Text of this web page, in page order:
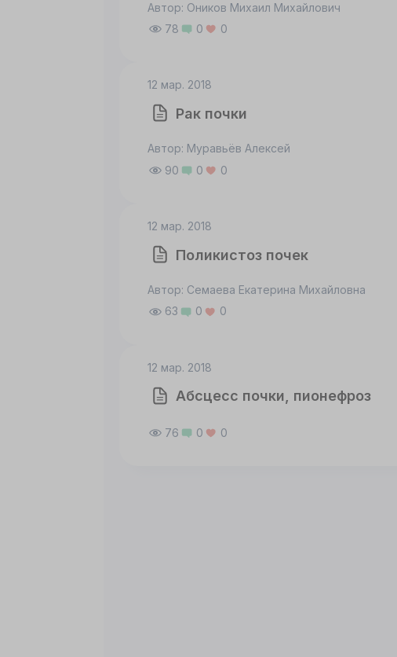
Автор: Оников Михаил Михайлович
78
0 0
12 мар. 2018
Рак почки
Автор: Муравьёв Алексей
90
0 0
12 мар. 2018
Поликистоз почек
Автор: Семаева Екатерина Михайловна
63
0 0
12 мар. 2018
Абсцесс почки, пионефроз
76 0 0
Принять все